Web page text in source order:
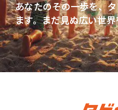
あなたのその一歩を、
ます。まだ見ぬ広い世